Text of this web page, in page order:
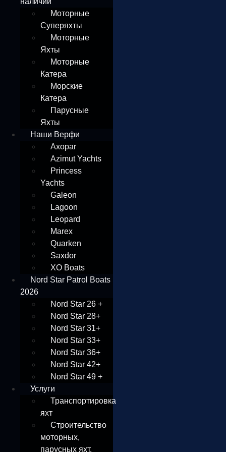
Моторные
Суперяхты
Моторные
Яхты
Моторные
Катера
Морские
Катера
Парусные
Яхты
Наши Верфи
Axopar
Azimut Yachts
Princess
Yachts
Galeon
Lagoon
Leopard
Marex
Quarken
Saxdor
XO Boats
Nord Star Patrol Boats
2026
Nord Star 26 +
Nord Star 28+
Nord Star 31+
Nord Star 33+
Nord Star 36+
Nord Star 42+
Nord Star 49 +
Услуги
Транспортировка
яхт
Строительство
моторных,
парусных яхт,